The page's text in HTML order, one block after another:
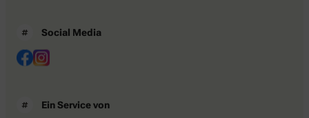
Social Media
Ein Service von